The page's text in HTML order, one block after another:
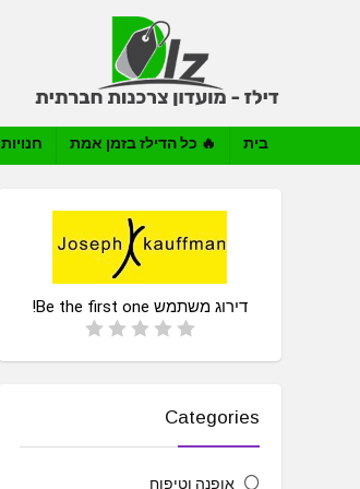
בית 🔥 כל הדילז בזמן אמת חנויות
דירוג משתמש Be the first one!
Categories
אופנה וטיפוח